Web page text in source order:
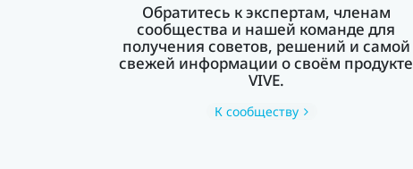
Обратитесь к экспертам, членам
сообщества и нашей команде для
получения советов, решений и самой
свежей информации о своём продукте
VIVE.
К сообществу